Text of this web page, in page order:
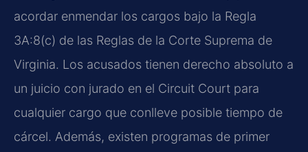
acordar enmendar los cargos bajo la Regla
3A:8(c) de las Reglas de la Corte Suprema de
Virginia. Los acusados tienen derecho absoluto a
un juicio con jurado en el Circuit Court para
cualquier cargo que conlleve posible tiempo de
cárcel. Además, existen programas de primer